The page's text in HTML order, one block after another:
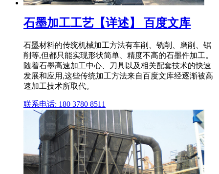
石墨加工工艺【详述】 百度文库
石墨材料的传统机械加工方法有车削、铣削、磨削、锯
削等,但都只能实现形状简单、精度不高的石墨件加工。
随着石墨高速加工中心、刀具以及相关配套技术的快速
发展和应用,这些传统加工方法来自百度文库经逐渐被高
速加工技术所取代。
联系电话: 180 3780 8511